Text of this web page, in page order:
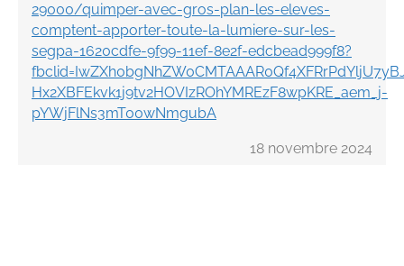
29000/quimper-avec-gros-plan-les-eleves-
comptent-apporter-toute-la-lumiere-sur-les-
segpa-1620cdfe-9f99-11ef-8e2f-edcbead999f8?
Hx2XBFEkvk1j9tv2HOVIzROhYMREzF8wpKRE_aem_j-
pYWjFlNs3mT00wNmgubA
18 novembre 2024